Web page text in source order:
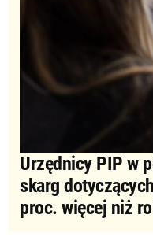
Urzędnicy PIP w
skarg
proc. więcej niż